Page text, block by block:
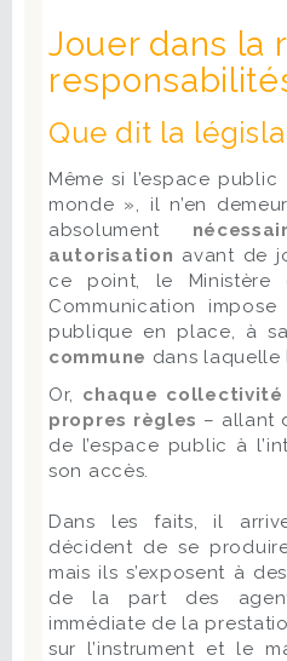
Jouer dans la
Que dit la
Même si l’espace
monde », il n’en
absolument
autorisation avant de
ce point, le
Communication impose
publique en place, à
commune dans laquelle
Or, chaque
propres règles – allant
de l’espace public à
son accès.
Dans les faits, il
décident de se
mais ils s’exposent à des
de la part des
immédiate de la
sur l’instrument et le